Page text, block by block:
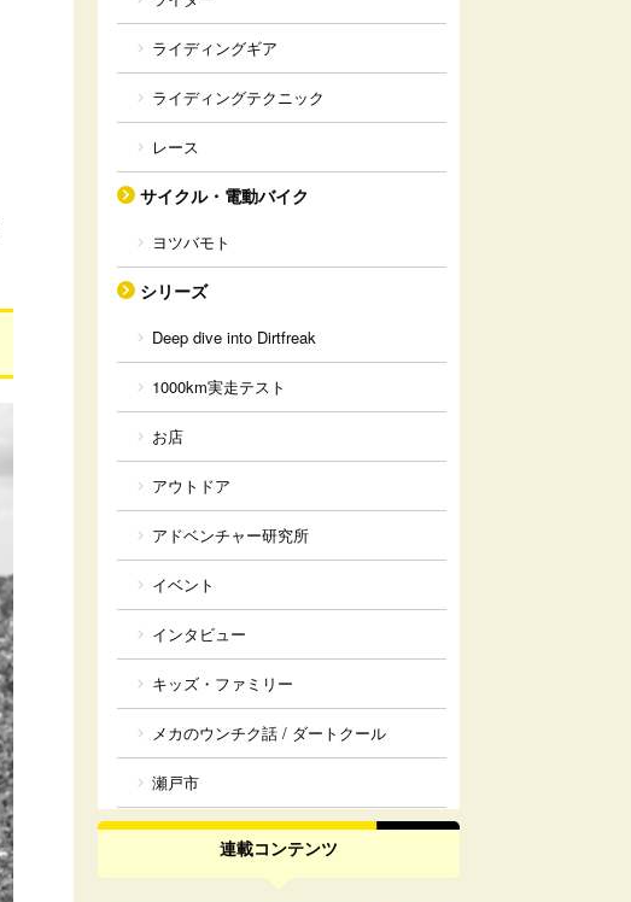
ライディングギア
ライディングテクニック
レース
サイクル・電動バイク
ヨツバモト
シリーズ
Deep dive into Dirtfreak
1000km実走テスト
お店
アウトドア
アドベンチャー研究所
イベント
インタビュー
キッズ・ファミリー
メカのウンチク話 / ダートクール
瀬戸市
連載コンテンツ